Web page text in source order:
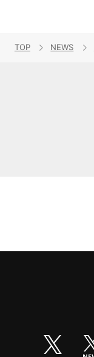
TOP NEWS